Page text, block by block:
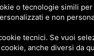
o tecnologie simili
e non
tecnici. Se vuoi
anche diversi da